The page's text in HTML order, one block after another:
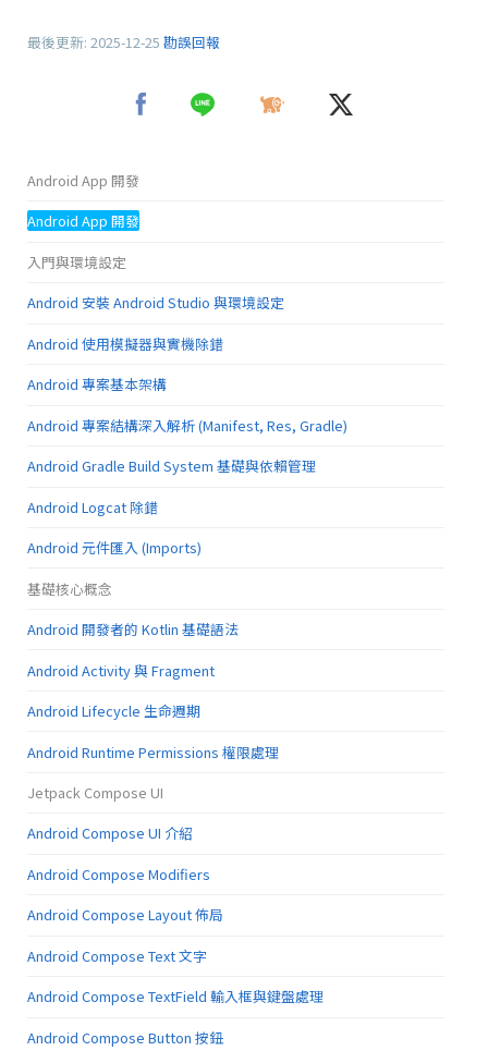
最後更新: 2025-12-25 勘誤回報
Android App 開發
Android App 開發
入門與環境設定
Android 安裝 Android Studio 與環境設定
Android 使用模擬器與實機除錯
Android 專案基本架構
Android 專案結構深入解析 (Manifest, Res, Gradle)
Android Gradle Build System 基礎與依賴管理
Android Logcat 除錯
Android 元件匯入 (Imports)
基礎核心概念
Android 開發者的 Kotlin 基礎語法
Android Activity 與 Fragment
Android Lifecycle 生命週期
Android Runtime Permissions 權限處理
Jetpack Compose UI
Android Compose UI 介紹
Android Compose Modifiers
Android Compose Layout 佈局
Android Compose Text 文字
Android Compose TextField 輸入框與鍵盤處理
Android Compose Button 按鈕